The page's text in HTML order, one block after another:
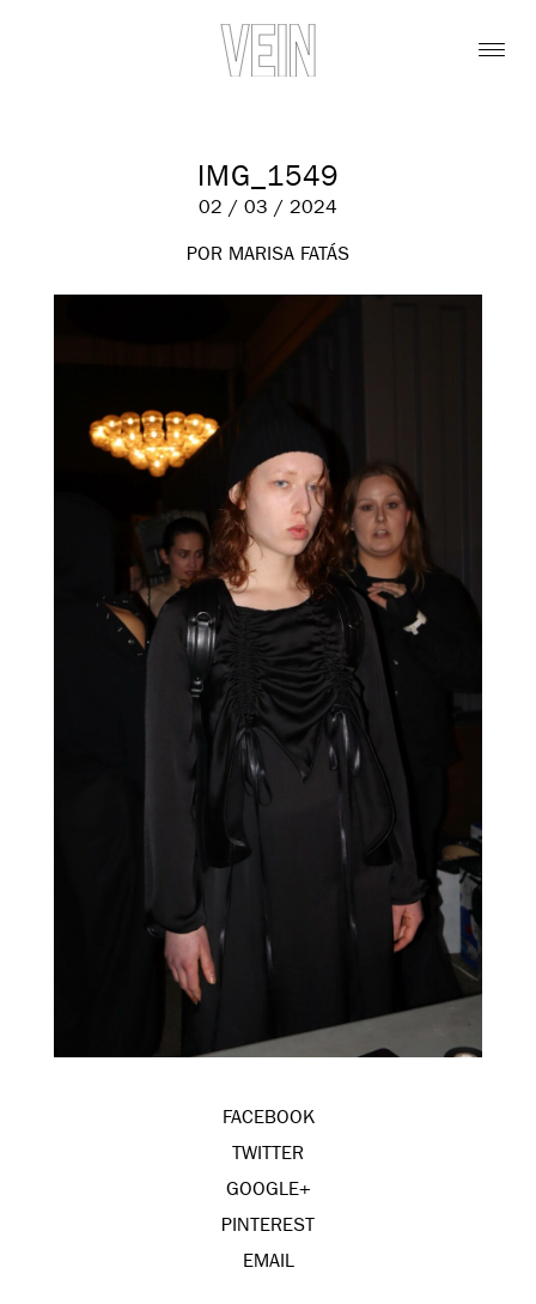
IMG_1549
02 / 03 / 2024
POR MARISA FATÁS
FACEBOOK
TWITTER
GOOGLE+
PINTEREST
EMAIL